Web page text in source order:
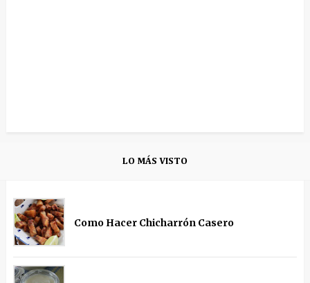
LO MÁS VISTO
Como Hacer Chicharrón Casero